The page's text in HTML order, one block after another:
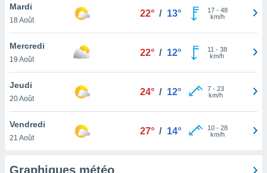
notre
que
et que
Mardi
18 Août
22° / 13° 17- 48
km/h
Mercredi
19 Août
22° / 12° 11 - 38
km/h
Jeudi
20 Août
24° / 12° 7- 23
km/h
Vendredi
21 Août
27° / 14° 10- 28
km/h
Graphiques météo